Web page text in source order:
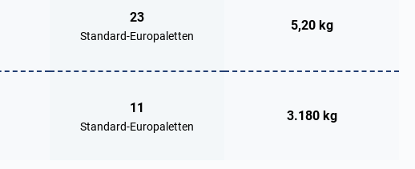
23
Standard-Europaletten
5,20 kg
11
Standard-Europaletten
3.180 kg